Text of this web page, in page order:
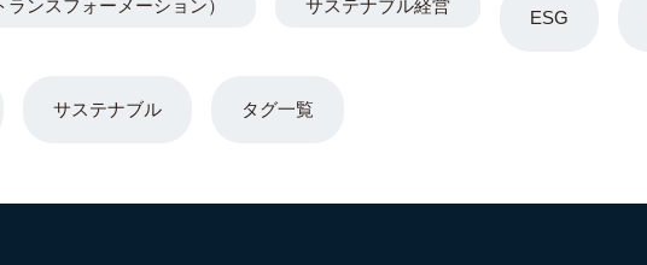
ESG
サステナブル
ンスフォーメーション） サステナブル経営
タグ一覧